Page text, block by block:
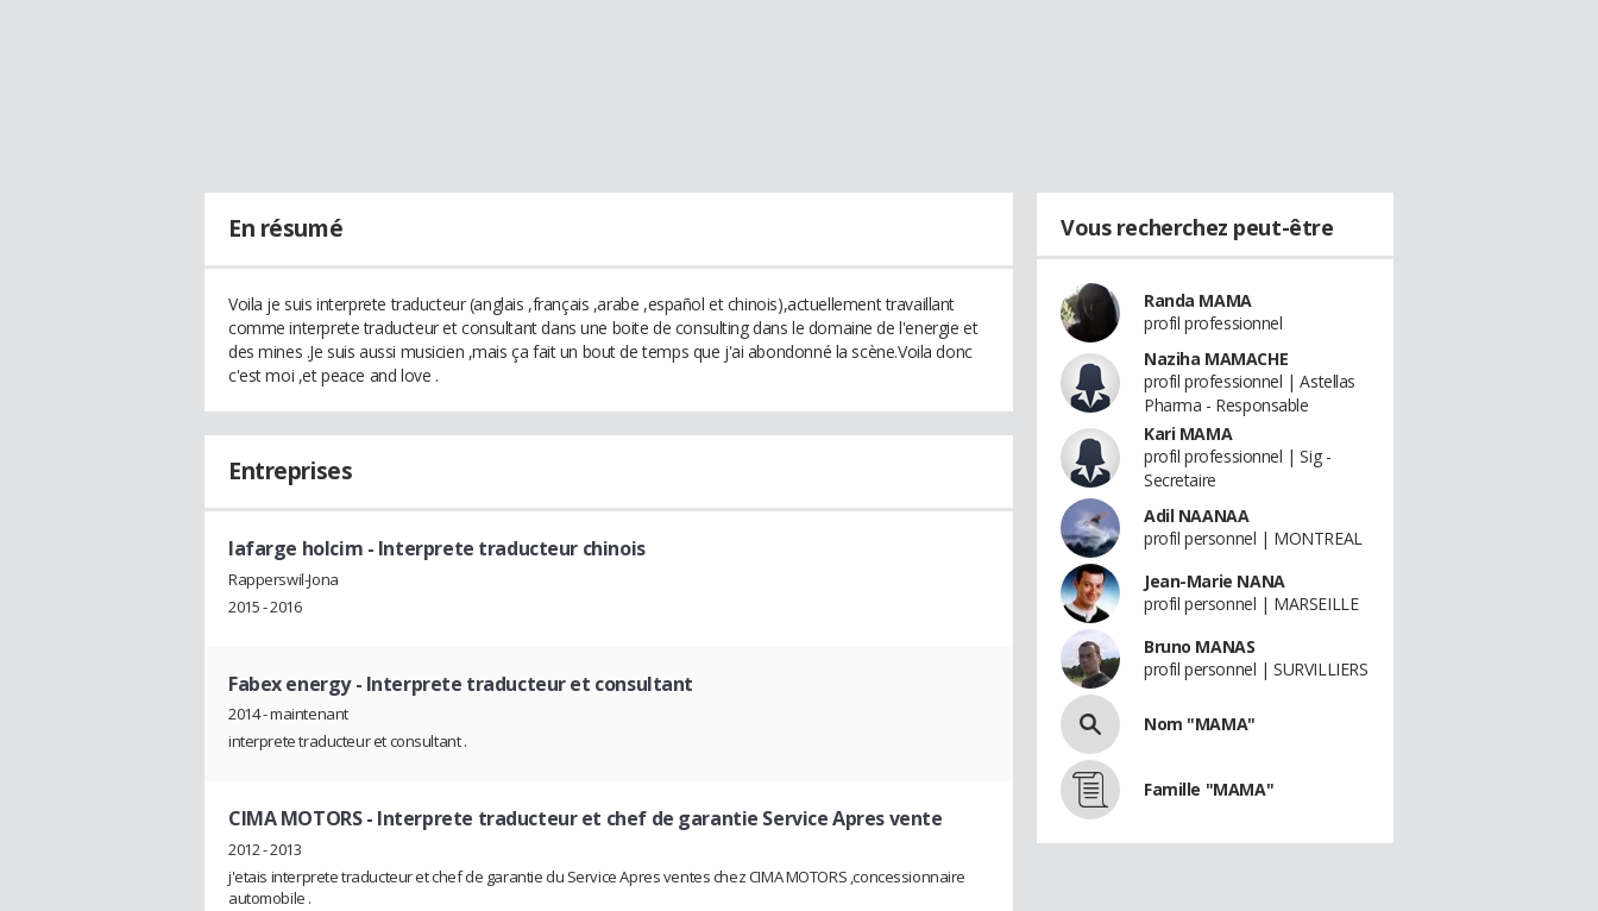
En résumé
Voila je suis interprete traducteur (anglais ,français ,arabe ,español et chinois),actuellement travaillant
comme interprete traducteur et consultant dans une boite de consulting dans le domaine de l'energie et
des mines .Je suis aussi musicien ,mais ça fait un bout de temps que j'ai abondonné la scène.Voila donc
c'est moi ,et peace and love .
Entreprises
lafarge holcim - Interprete traducteur chinois
Rapperswil-Jona
2015 - 2016
Fabex energy- Interprete traducteur et consultant
2014 - maintenant
interprete traducteur et consultant .
CIMA MOTORS- Interprete traducteur et chef de garantie Service Apres vente
2012 - 2013
j'etais interprete traducteur et chef de garantie du Service Apres ventes chez CIMA MOTORS ,concessionnaire
automobile .
Vous recherchez peut-être
Randa MAMA
profil professionnel
Naziha MAMACHE
profil professionnel | Astellas
Pharma - Responsable
Kari MAMA
profil professionnel | Sig -
Secretaire
Adil NAANAA
profil personnel | MONTREAL
Jean-Marie NANA
profil personnel | MARSEILLE
Bruno MANAS
profil personnel | SURVILLIERS
Nom "MAMA"
Famille "MAMA"